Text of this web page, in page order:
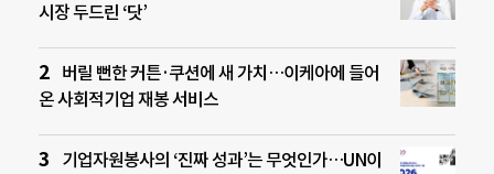
시장 두드린 ‘닷’
버릴 뻔한 커튼·쿠션에 새 가치…이케아에 들어
온 사회적기업 재봉 서비스
기업자원봉사의 ‘진짜 성과’는 무엇인가…UN이